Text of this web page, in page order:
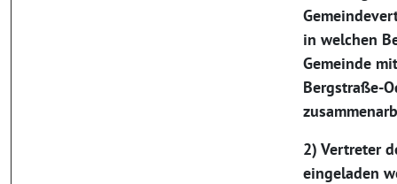
in welchen
Gemeinde
Bergstraße-
2) Vertreter
eingeladen